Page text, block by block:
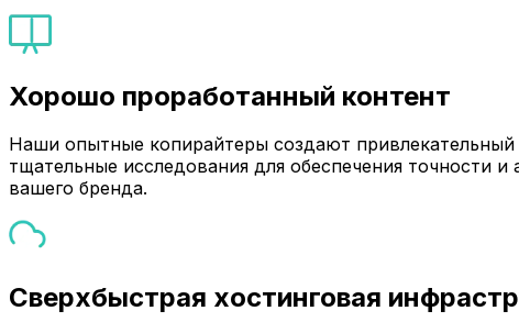
Хорошо проработанный контент
Наши опытные копирайтеры создают
тщательные исследования для обеспечения точности
вашего бренда.
Сверхбыстрая хостинговая